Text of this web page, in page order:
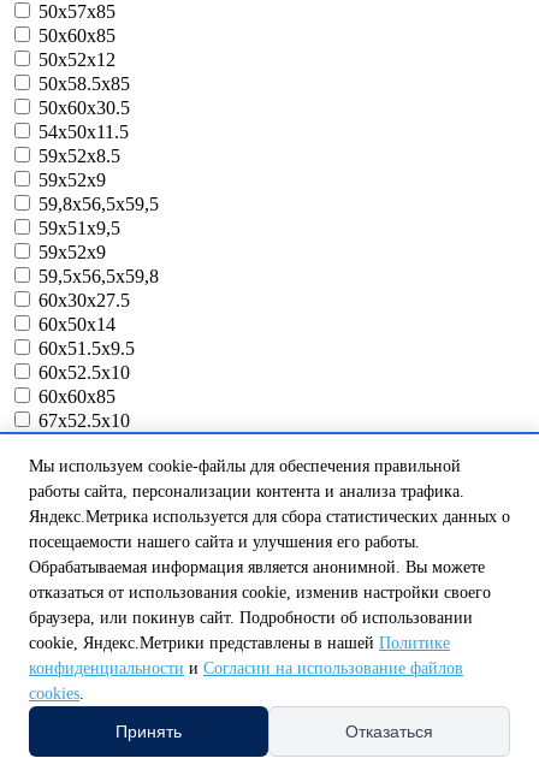
50x57x85
50х60х85
50х52х12
50x58.5x85
50x60x30.5
54x50x11.5
59x52x8.5
59x52x9
59,8х56,5х59,5
59х51х9,5
59x52x9
59,5х56,5х59,8
60x30x27.5
60x50x14
60x51.5x9.5
60x52.5x10
60x60x85
67x52.5x10
86x86x16
86x86x17
104х104х135
105x85x35
130х170х85
137х137х9
150х150x6
157x157x77
167х216х25
170х200х70
170x170x20
170x170x40
175x240*8
Мы используем cookie-файлы для обеспечения правильной
работы сайта, персонализации контента и анализа трафика.
Яндекс.Метрика используется для сбора статистических данных о
посещаемости нашего сайта и улучшения его работы.
Обрабатываемая информация является анонимной. Вы можете
отказаться от использования cookie, изменив настройки своего
браузера, или покинув сайт. Подробности об использовании
cookie, Яндекс.Метрики представлены в нашей Политике
конфиденциальности и Согласии на использование файлов
cookies.
Принять Отказаться